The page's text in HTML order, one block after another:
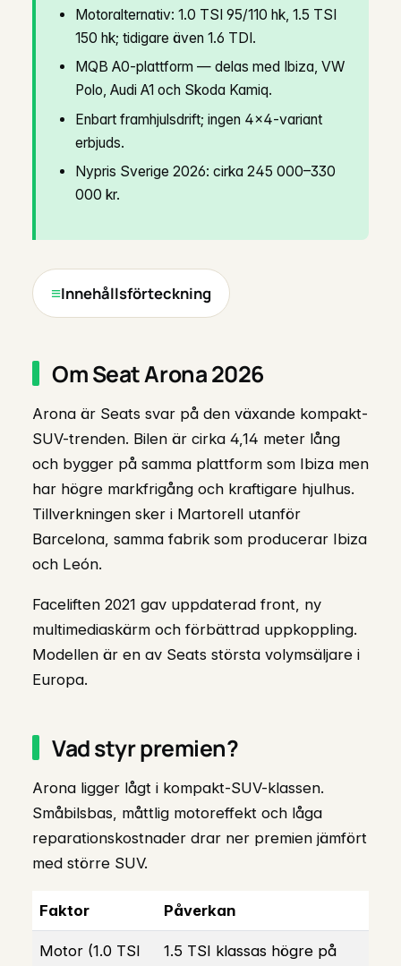
Motoralternativ: 1.0 TSI 95/110 hk, 1.5 TSI
150 hk; tidigare även 1.6 TDI.
MQB A0-plattform — delas med Ibiza, VW
Polo, Audi A1 och Skoda Kamiq.
Enbart framhjulsdrift; ingen 4×4-variant
erbjuds.
Nypris Sverige 2026: cirka 245 000–330
000 kr.
Innehållsförteckning
Om Seat Arona 2026
Arona är Seats svar på den växande kompakt-
SUV-trenden. Bilen är cirka 4,14 meter lång
och bygger på samma plattform som Ibiza men
har högre markfrigång och kraftigare hjulhus.
Tillverkningen sker i Martorell utanför
Barcelona, samma fabrik som producerar Ibiza
och León.
Faceliften 2021 gav uppdaterad front, ny
multimediaskärm och förbättrad uppkoppling.
Modellen är en av Seats största volymsäljare i
Europa.
Vad styr premien?
Arona ligger lågt i kompakt-SUV-klassen.
Småbilsbas, måttlig motoreffekt och låga
reparationskostnader drar ner premien jämfört
med större SUV.
Faktor Påverkan
Motor (1.0 TSI
1.5 TSI klassas högre på